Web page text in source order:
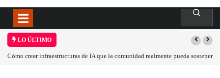
LO ÚLTIMO
realmente pueda sostenerLas tarjetas gráficas RDNA 5 ya están en fase